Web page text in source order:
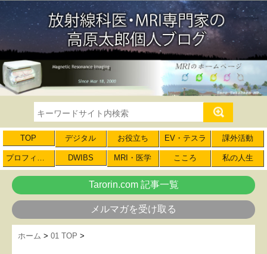
TOP デジタル お役立ち EV・テスラ 課外活動
プロフィール DWIBS MRI・医学 こころ 私の人生
Tarorin.com 記事一覧
メルマガを受け取る
ホーム > 01 TOP >